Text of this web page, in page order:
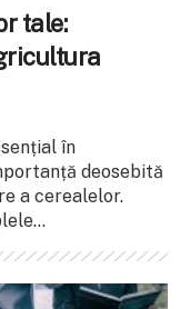
tale:
în
deosebită
a cerealelor.